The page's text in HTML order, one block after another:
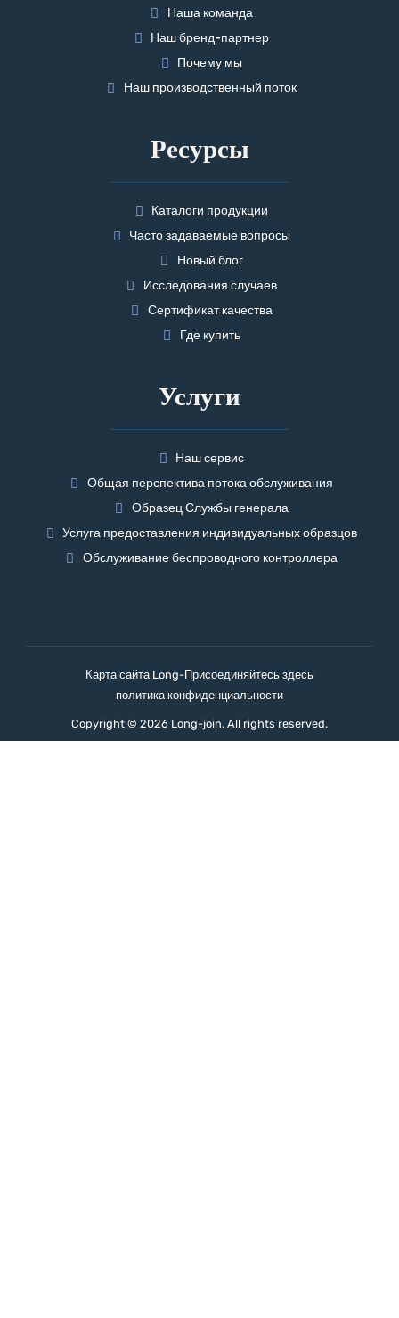
Наша команда
Наш бренд-партнер
Почему мы
Наш производственный поток
Ресурсы
Каталоги продукции
Часто задаваемые вопросы
Новый блог
Исследования случаев
Сертификат качества
Где купить
Услуги
Наш сервис
Общая перспектива потока обслуживания
Образец Службы генерала
Услуга предоставления индивидуальных образцов
Обслуживание беспроводного контроллера
Карта сайта Long-Присоединяйтесь здесь
политика конфиденциальности
Copyright © 2026 Long-join. All rights reserved.